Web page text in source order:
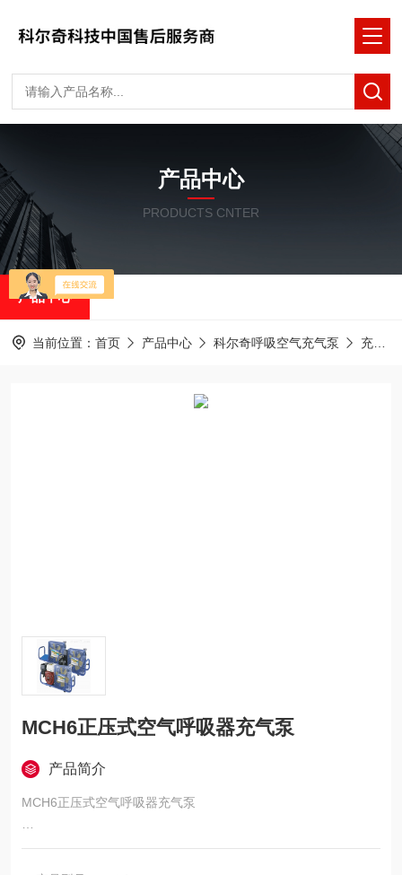
产品中心
PRODUCTS CNTER
产品中心
当前位置： 首页 产品中心 科尔奇呼吸空气充气泵 充填泵
MCH6正压式空气呼吸器充气泵
产品简介
MCH6正压式空气呼吸器充气泵
MCH6/EM意大利COLTRI（科尔奇）高压呼吸空气压缩机 空气充